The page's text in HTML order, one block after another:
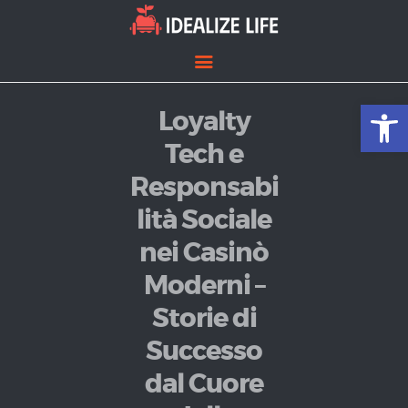
Open toolbar
Loyalty
Tech e
Responsabi
lità Sociale
nei Casinò
Moderni –
Storie di
Successo
dal Cuore
Entertainment
Lifestyle
News
Politics